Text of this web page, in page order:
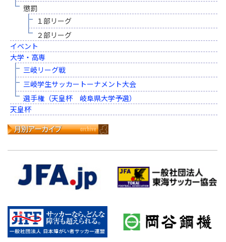
懲罰
１部リーグ
２部リーグ
イベント
大学・高専
三岐リーグ戦
三岐学生サッカートーナメント大会
選手権（天皇杯 岐阜県大学予選）
天皇杯